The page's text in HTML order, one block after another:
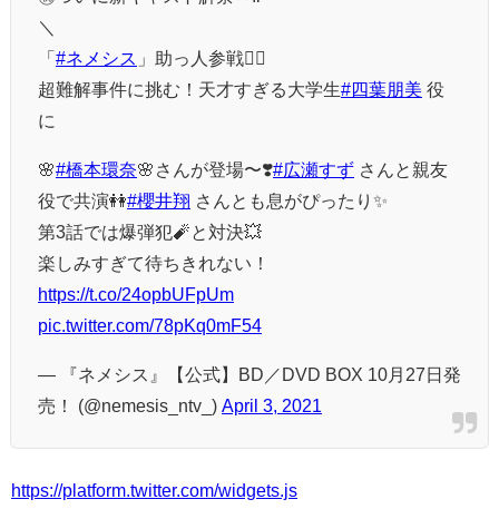
＼
「 #ネメシス 」助っ人参戦🕵️‍♀️
超難解事件に挑む！天才すぎる大学生#四葉朋美 役
に
🌸#橋本環奈🌸さんが登場〜❣️#広瀬すず さんと親友
役で共演👭#櫻井翔 さんとも息がぴったり✨
第3話では爆弾犯🧨と対決💥
楽しみすぎて待ちきれない！
https://t.co/24opbUFpUm
pic.twitter.com/78pKq0mF54
— 『ネメシス』【公式】BD／DVD BOX 10月27日発
売！ (@nemesis_ntv_) April 3, 2021
https://platform.twitter.com/widgets.js